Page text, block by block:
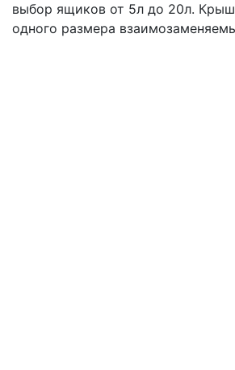
выбор ящиков от 5л до 20л.
одного размера